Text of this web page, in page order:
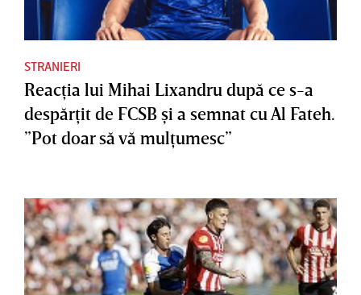
STRANIERI
Reacţia lui Mihai Lixandru după ce s-a
despărţit de FCSB şi a semnat cu Al Fateh.
”Pot doar să vă mulţumesc”